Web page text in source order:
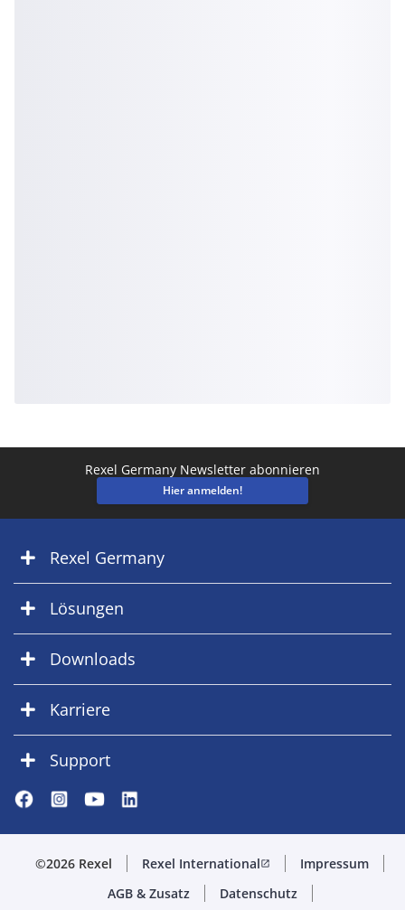
Rexel Germany Newsletter abonnieren
Hier anmelden!
Rexel Germany
Lösungen
Downloads
Karriere
Support
©2026 Rexel Rexel Internationalopen_in_new
Impressum
AGB & Zusatz
Datenschutz